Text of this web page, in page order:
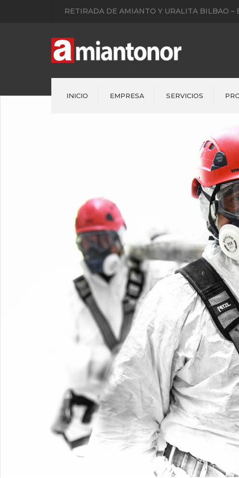
RETIRADA DE AMIANTO Y URALITA BILBAO –
INICIO EMPRESA SERVICIOS
Retirada de fachadas con
Asistencias Urgentes
Reparaciones Fontanería